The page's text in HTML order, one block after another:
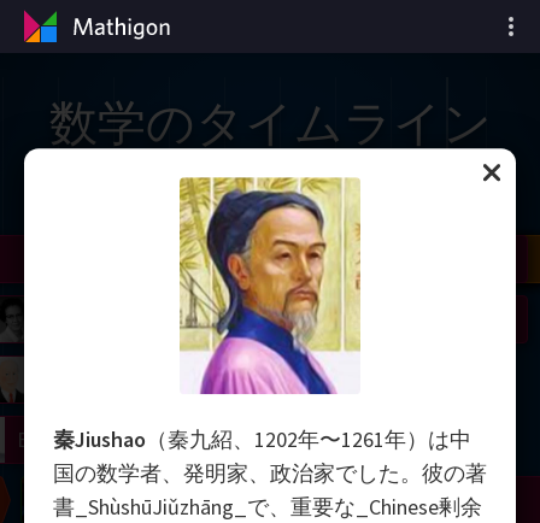
数学のタイムライン
Perelman
Zhang
Daubechies
Wiles
Shamir
Yau
Thurston
Conway
Langlands
Cohen
Grothendieck
Wilkins
Erdős
Chern
秦Jiushao （秦九紹、1202年〜1261年）は中
国の数学者、発明家、政治家でした。彼の著
書_ShùshūJiǔzhāng_で、重要な_Chinese剰余